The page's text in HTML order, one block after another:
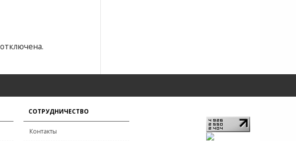
СОТРУДНИЧЕСТВО
Контакты